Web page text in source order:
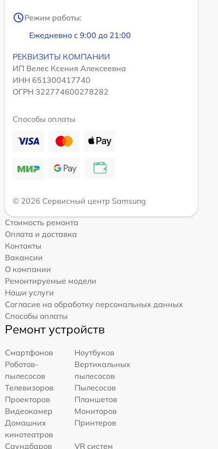
Режим работы:
Ежедневно с 9:00 до 21:00
РЕКВИЗИТЫ КОМПАНИИ
ИП Велес Ксения Алексеевна
ИНН 651300417740
ОГРН 322774600278282
Способы оплаты
© 2026 Сервисный центр Samsung
Стоимость ремонта
Оплата и доставка
Контакты
Вакансии
О компании
Ремонтируемые модели
Наши услуги
Согласие на обработку персональных данных
Способы оплаты
Ремонт устройств
Смартфонов
Ноутбуков
Роботов-
пылесосов
Вертикальных
пылесосов
Телевизоров
Пылесосов
Проекторов
Планшетов
Видеокамер
Мониторов
Домашних
кинотеатров
Принтеров
Саундбаров VR систем